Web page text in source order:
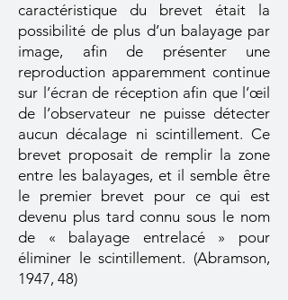
caractéristique du brevet était la
possibilité de plus d’un balayage par
image, afin de présenter une
reproduction apparemment continue
sur l’écran de réception afin que l’œil
de l’observateur ne puisse détecter
aucun décalage ni scintillement. Ce
brevet proposait de remplir la zone
entre les balayages, et il semble être
le premier brevet pour ce qui est
devenu plus tard connu sous le nom
de « balayage entrelacé » pour
éliminer le scintillement. (Abramson,
1947, 48)